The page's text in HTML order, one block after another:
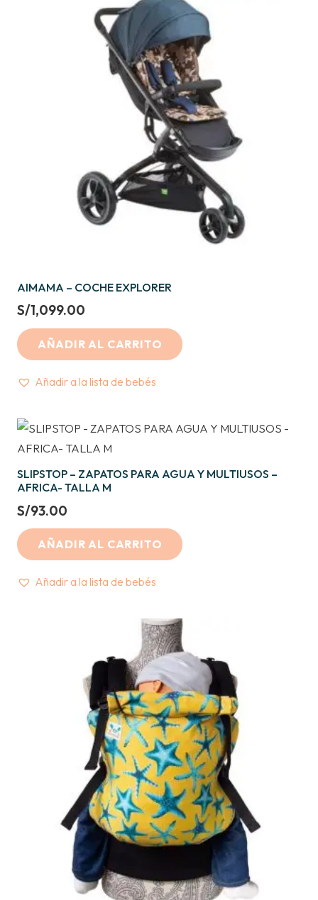
AIMAMA – COCHE EXPLORER
S/1,099.00
AÑADIR AL CARRITO
Añadir a la lista de bebés
SLIPSTOP – ZAPATOS PARA AGUA Y MULTIUSOS –
AFRICA- TALLA M
S/93.00
AÑADIR AL CARRITO
Añadir a la lista de bebés